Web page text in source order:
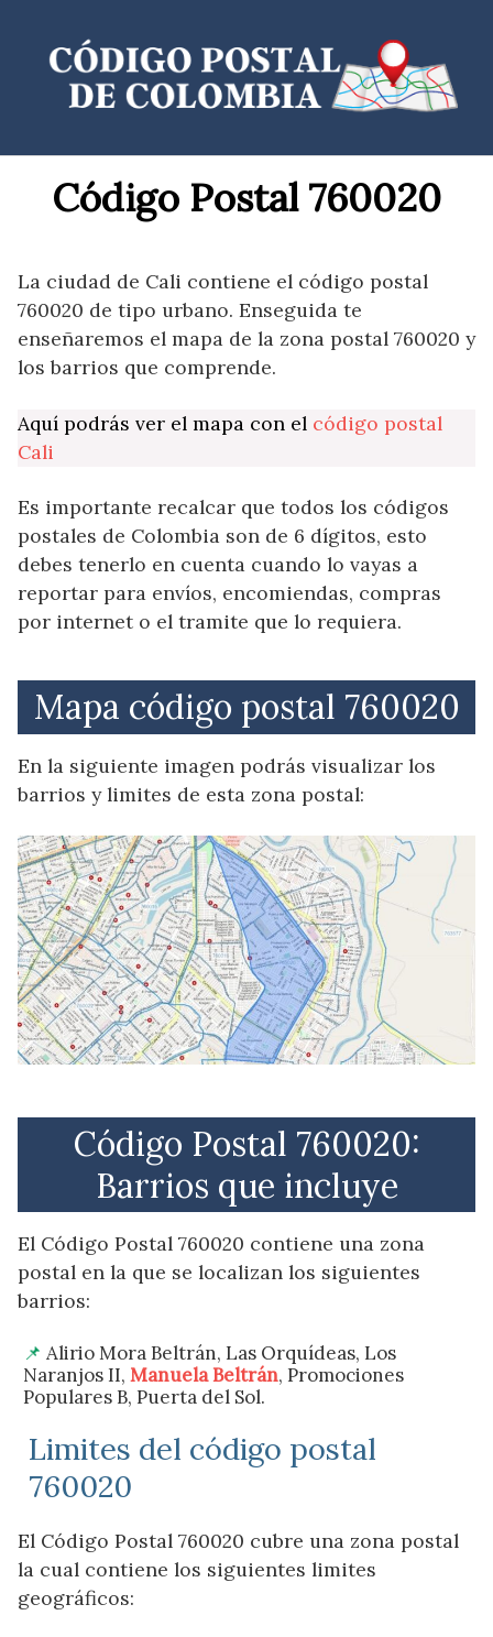
contenido
Código Postal 760020
La ciudad de Cali contiene el código postal
760020 de tipo urbano. Enseguida te
enseñaremos el mapa de la zona postal 760020 y
los barrios que comprende.
Aquí podrás ver el mapa con el código postal
Cali
Es importante recalcar que todos los códigos
postales de Colombia son de 6 dígitos, esto
debes tenerlo en cuenta cuando lo vayas a
reportar para envíos, encomiendas, compras
por internet o el tramite que lo requiera.
Mapa código postal 760020
En la siguiente imagen podrás visualizar los
barrios y limites de esta zona postal:
Código Postal 760020:
Barrios que incluye
El Código Postal 760020 contiene una zona
postal en la que se localizan los siguientes
barrios:
Alirio Mora Beltrán, Las Orquídeas, Los
Naranjos II, Manuela Beltrán, Promociones
Populares B, Puerta del Sol.
Limites del código postal
760020
El Código Postal 760020 cubre una zona postal
la cual contiene los siguientes limites
geográficos: